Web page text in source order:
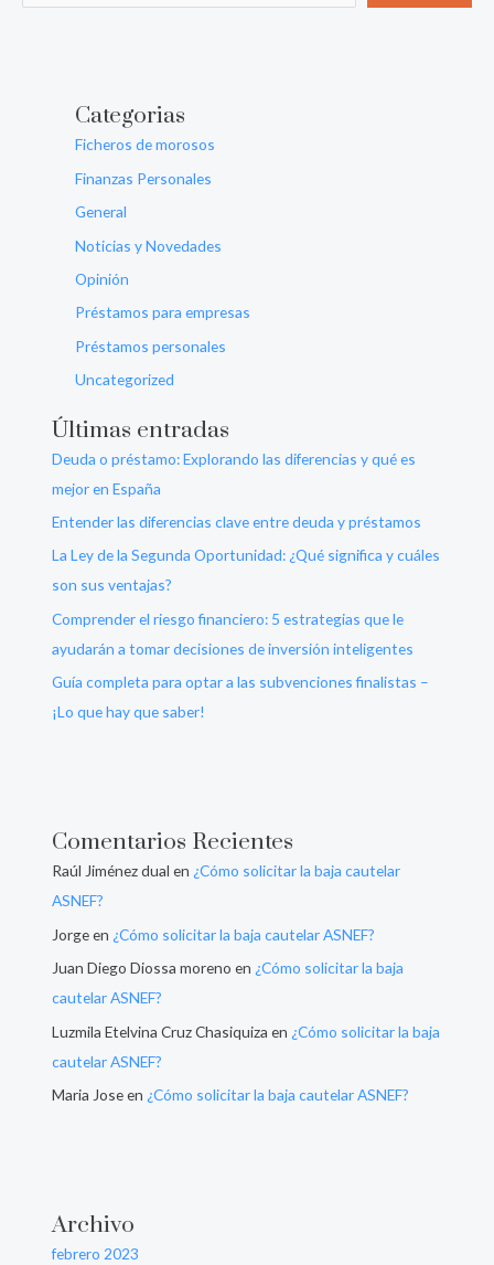
Categorias
Ficheros de morosos
Finanzas Personales
General
Noticias y Novedades
Opinión
Préstamos para empresas
Préstamos personales
Uncategorized
Últimas entradas
Deuda o préstamo: Explorando las diferencias y qué es
mejor en España
Entender las diferencias clave entre deuda y préstamos
La Ley de la Segunda Oportunidad: ¿Qué significa y cuáles
son sus ventajas?
Comprender el riesgo financiero: 5 estrategias que le
ayudarán a tomar decisiones de inversión inteligentes
Guía completa para optar a las subvenciones finalistas –
¡Lo que hay que saber!
Comentarios Recientes
Raúl Jiménez dual en ¿Cómo solicitar la baja cautelar
ASNEF?
Jorgeen ¿Cómo solicitar la baja cautelar ASNEF?
Juan Diego Diossa moreno en ¿Cómo solicitar la baja
cautelar ASNEF?
Luzmila Etelvina Cruz Chasiquiza en ¿Cómo solicitar la baja
cautelar ASNEF?
Maria Joseen ¿Cómo solicitar la baja cautelar ASNEF?
Archivo
febrero 2023